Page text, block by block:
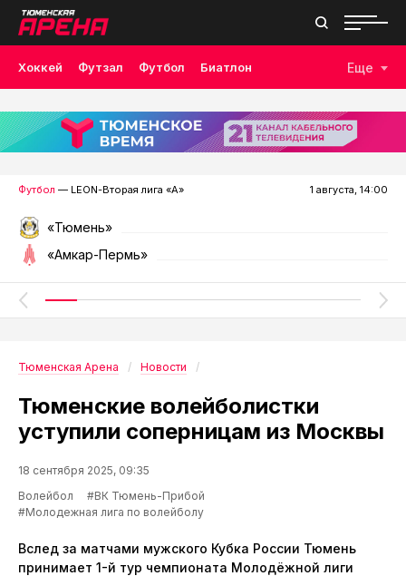
Хоккей Футзал Футбол Биатлон
Лыжные гонки Волейбол Плавание Дзюдо
Скалолазание Велоспорт Бокс
Еще
Футбол — LEON-Вторая лига «А» 1 августа, 14:00
«Тюмень»
«Амкар-Пермь»
Тюменская Арена Новости
Тюменские волейболистки
уступили соперницам из Москвы
18 сентября 2025, 09:35
Волейбол
#ВК Тюмень-Прибой
#Молодежная лига по волейболу
Вслед за матчами мужского Кубка России Тюмень
принимает 1-й тур чемпионата Молодёжной лиги